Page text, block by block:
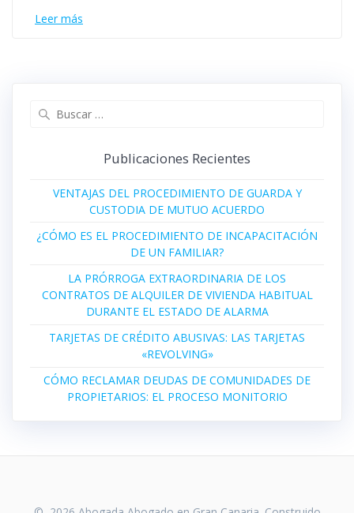
Leer más
Publicaciones Recientes
VENTAJAS DEL PROCEDIMIENTO DE GUARDA Y
CUSTODIA DE MUTUO ACUERDO
¿CÓMO ES EL PROCEDIMIENTO DE INCAPACITACIÓN
DE UN FAMILIAR?
LA PRÓRROGA EXTRAORDINARIA DE LOS
CONTRATOS DE ALQUILER DE VIVIENDA HABITUAL
DURANTE EL ESTADO DE ALARMA
TARJETAS DE CRÉDITO ABUSIVAS: LAS TARJETAS
«REVOLVING»
CÓMO RECLAMAR DEUDAS DE COMUNIDADES DE
PROPIETARIOS: EL PROCESO MONITORIO